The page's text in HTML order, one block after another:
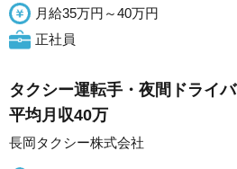
月給35万円～40万円
正社員
タクシー運転手・夜間ドライ
平均月収40万
長岡タクシー株式会社